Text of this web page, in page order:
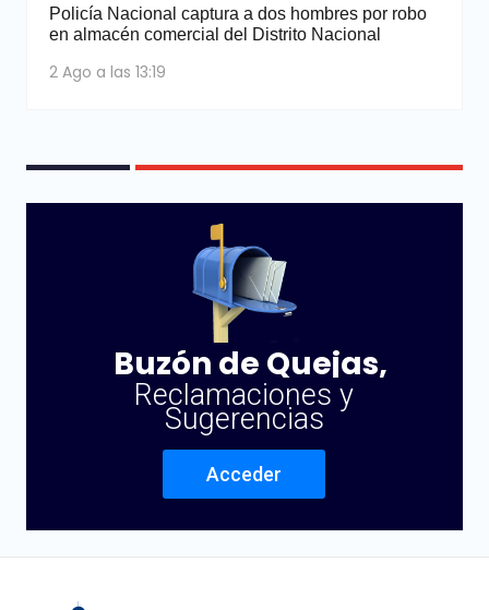
Policía Nacional captura a dos hombres por robo
en almacén comercial del Distrito Nacional
2 Ago a las 13:19
Buzón de Quejas,
Reclamaciones y
Sugerencias
Acceder